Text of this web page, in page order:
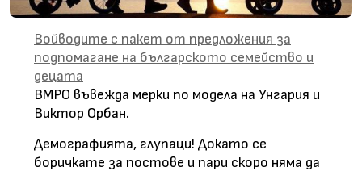
Войводите с пакет от предложения за
подпомагане на българското семейство и
децата
ВМРО въвежда мерки по модела на Унгария и
Виктор Орбан.
Демографията, глупаци! Докато се
боричкате за постове и пари скоро няма да